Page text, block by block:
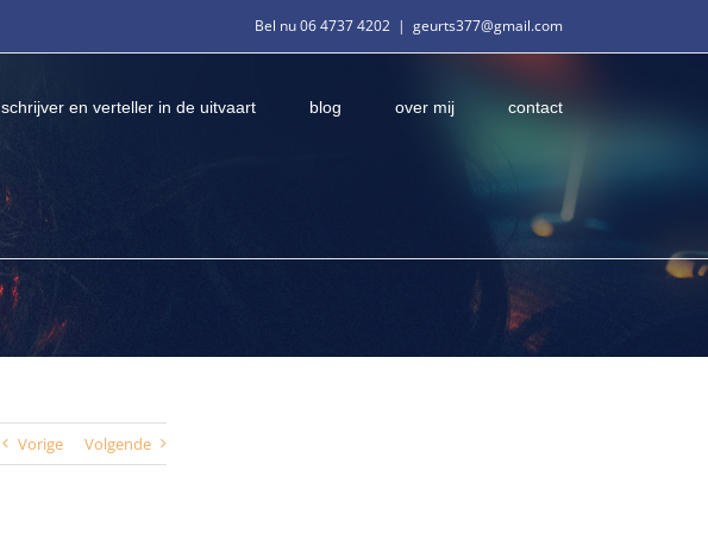
Bel nu 06 4737 4202 | geurts377@gmail.com
schrijver en verteller in de uitvaart blog over mij contact
Vorige Volgende